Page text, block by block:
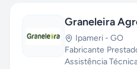
Graneleira
Ipameri - GO
Fabricante·
Assistência